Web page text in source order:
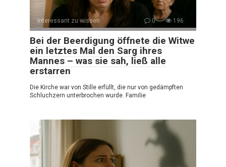
Interessant zu wissen 0 196
Bei der Beerdigung öffnete die Witwe
ein letztes Mal den Sarg ihres
Mannes – was sie sah, ließ alle
erstarren
Die Kirche war von Stille erfüllt, die nur von gedämpften
Schluchzern unterbrochen wurde. Familie